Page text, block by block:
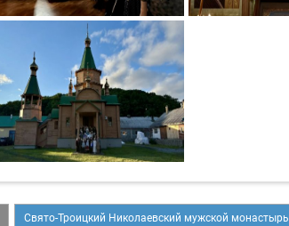
Свято-Троицкий Николаевский мужской монастырь